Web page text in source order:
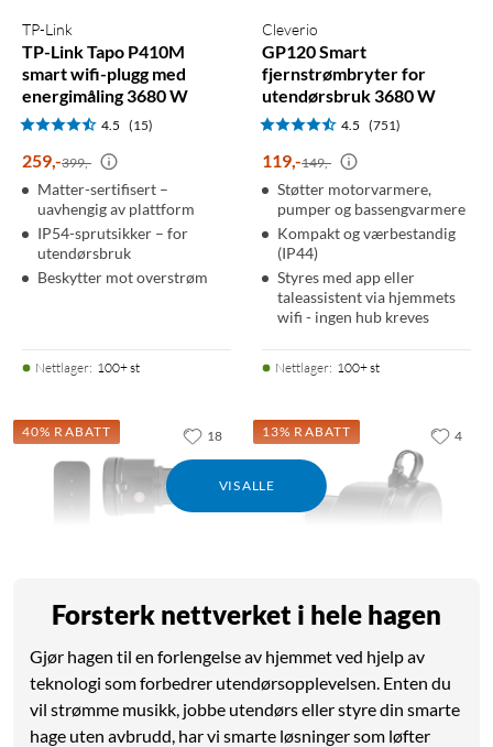
TP-Link
TP-Link Tapo P410M
smart wifi-plugg med
energimåling 3680 W
4.5 (15)
259,-399,-
Matter-sertifisert –
uavhengig av plattform
IP54-sprutsikker – for
utendørsbruk
Beskytter mot overstrøm
Nettlager: 100+ st
Cleverio
GP120 Smart
fjernstrømbryter for
utendørsbruk 3680 W
4.5 (751)
119,-149,-
Støtter motorvarmere,
pumper og bassengvarmere
Kompakt og værbestandig
(IP44)
Styres med app eller
taleassistent via hjemmets
wifi - ingen hub kreves
Nettlager: 100+ st
VIS ALLE
40% RABATT
Cleverio
Mini-fjernstrømbryter for
utendørsbruk 3680W 2-
pk
18 13% RABATT
Cleverio
Mini-fjernstrømbryter for
utendørsbruk 3680W
(22)
4
Forsterk nettverket i hele hagen
Gjør hagen til en forlengelse av hjemmet ved hjelp av
teknologi som forbedrer utendørsopplevelsen. Enten du
vil strømme musikk, jobbe utendørs eller styre din smarte
hage uten avbrudd, har vi smarte løsninger som løfter